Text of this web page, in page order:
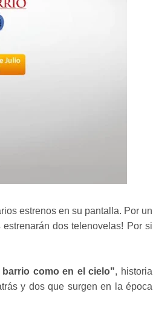
estrenos en su pantalla. Por un
estrenarán dos telenovelas! Por si
como en el cielo", historia
y dos que surgen en la época